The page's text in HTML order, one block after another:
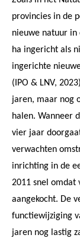
provincies in de
nieuwe natuur in
ha ingericht als
ingerichte
(IPO & LNV,
jaren, maar nog
halen. Wanneer
vier jaar
verwachten
inrichting in de
2011 snel omdat
aangekocht. De
functiewijziging
jaren nog lastig